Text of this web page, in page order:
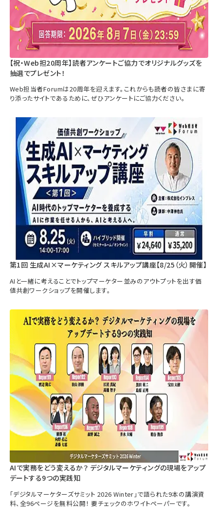
【祝・Web担20周年】読者アンケートご協力でオリジナルグッズを
抽選でプレゼント！
Web担当者Forumは20周年を迎えます。これからも読者の皆さまに寄
り添ったサイトであるために、ぜひアンケートにご協力ください。
第1回 生成AI×マーケティング スキルアップ講座【8/25（火）開催】
AIと一緒に考えることでトップマーケター並みのアウトプットを出す価
値共創ワークショップを開催します。
AIで実務をどう変えるか？ デジタルマーケティングの現場をアップ
デートする9つの実践知
「デジタルマーケターズサミット 2026 Winter」で語られた9本の講演資
料、全96ページを無料公開！ 要チェックのホワイトペーパーです。